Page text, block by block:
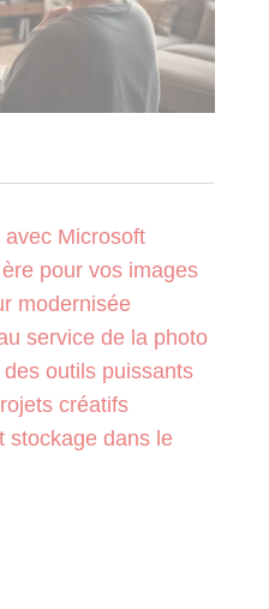
Microsoft
pour vos images
modernisée
service de la photo
outils puissants
créatifs
stockage dans le